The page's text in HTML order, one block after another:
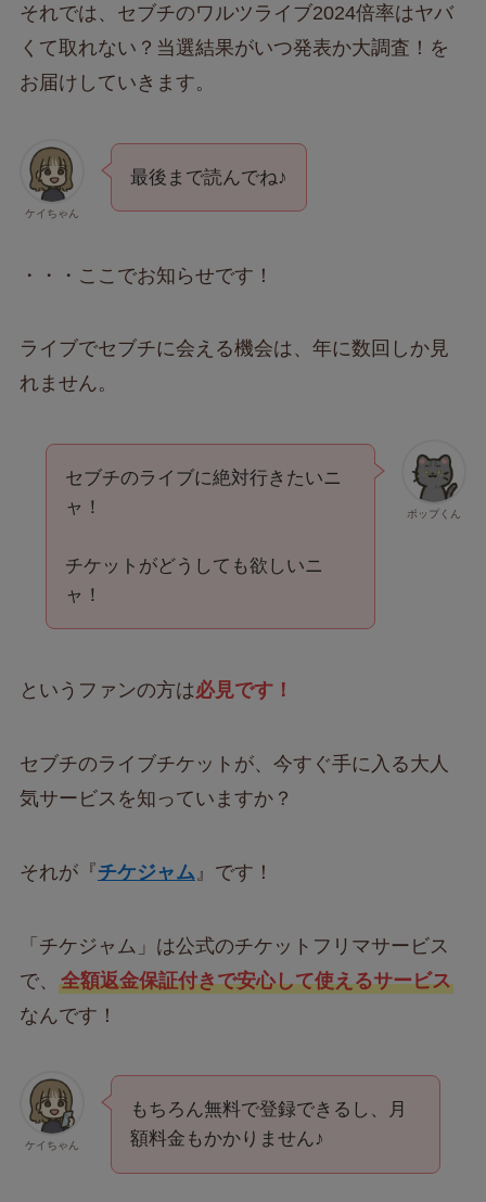
それでは、セブチのワルツライブ2024倍率はヤバ
くて取れない？当選結果がいつ発表か大調査！を
お届けしていきます。
ケイちゃん
最後まで読んでね♪
・・・ここでお知らせです！
ライブでセブチに会える機会は、年に数回しか見
れません。
ポップくん
セブチのライブに絶対行きたいニ
ャ！
チケットがどうしても欲しいニ
ャ！
というファンの方は必見です！
セブチのライブチケットが、今すぐ手に入る大人
気サービスを知っていますか？
それが『チケジャム 』です！
「チケジャム」は公式のチケットフリマサービス
で、 全額返金保証付きで安心して使えるサービス
なんです！
ケイちゃん
もちろん無料で登録できるし、月
額料金もかかりません♪